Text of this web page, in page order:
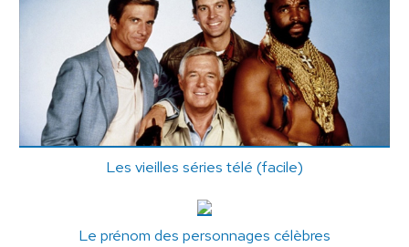
Les vieilles séries télé (facile)
Le prénom des personnages célèbres